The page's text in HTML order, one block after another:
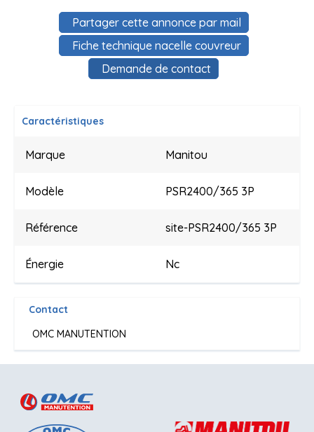
Demande de contact
Partager cette annonce par mail
Fiche technique nacelle couvreur
Caractéristiques
Marque Manitou
Modèle PSR2400/365 3P
Référence site-PSR2400/365 3P
Énergie Nc
Contact
OMC MANUTENTION